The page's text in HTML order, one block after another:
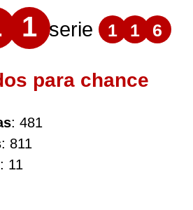
1 serie 1 1 6
para chance
: 481
: 811
: 11